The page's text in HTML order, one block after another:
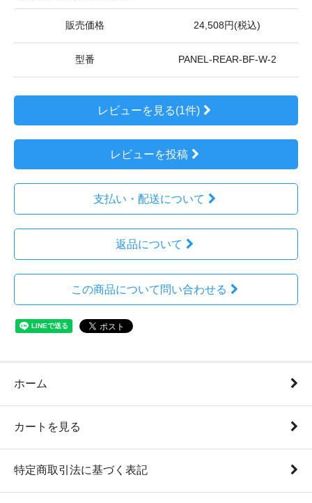
販売価格 24,508円(税込)
型番 PANEL-REAR-BF-W-2
レビューを見る(1件)
レビューを投稿
支払い・配送について
返品について
この商品について問い合わせる
ホーム
カートを見る
特定商取引法に基づく表記